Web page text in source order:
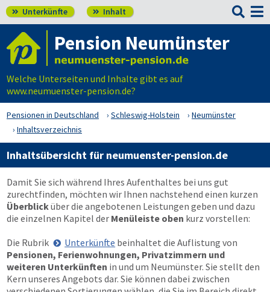
 Unterkünfte  Inhalt 
Pension Neumünster
Welche Unterseiten und Inhalte gibt es auf
www.neumuenster-pension.de?
Pensionen in Deutschland Schleswig-Holstein
Neumünster
Inhaltsverzeichnis
Inhaltsübersicht für neumuenster-pension.de
Damit Sie sich während Ihres Aufenthaltes bei uns gut
zurechtfinden, möchten wir Ihnen nachstehend einen kurzen
Überblicküber die angebotenen Leistungen geben und dazu
die einzelnen Kapitel der Menüleiste oben kurz vorstellen:
Die Rubrik
Unterkünfte beinhaltet die Auflistung von
Pensionen, Ferienwohnungen, Privatzimmern und
weiteren Unterkünften in und um Neumünster. Sie stellt den
Kern unseres Angebots dar. Sie können dabei zwischen